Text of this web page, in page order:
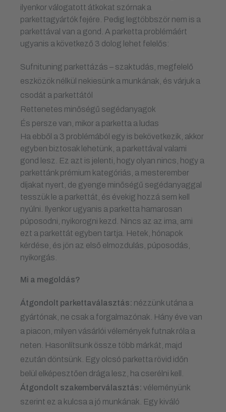
ilyenkor válogatott átkokat szórnak a
parkettagyártók fejére. Pedig legtöbbször nem is a
parkettával van a gond. A parketta problémáért
ugyanis a következő 3 dolog lehet felelős:
Sufnituning parkettázás – szaktudás, megfelelő
eszközök nélkül nekiesünk a munkának, és várjuk a
csodát a parkettától
Rettenetes minőségű segédanyagok
És persze van, mikor a parketta a ludas
Ha ebből a 3 problémából egy is bekövetkezik, akkor
egyben biztosak lehetünk, a parkettával valami
gond lesz. Ez azt is jelenti, hogy olyan nincs, hogy a
parkettánk prémium kategóriás, a mesterember
díjakat nyert, de gyenge minőségű segédanyaggal
tesszük le a parkettát, és évekig hozzá sem kell
nyúlni. Ilyenkor ugyanis a parketta hamarosan
púposodni, nyikorogni kezd. Nincs az az ima, ami
ezt a parkettát egyben tartja. Hetek, hónapok
kérdése, és jön az első elmozdulás, púposodás,
nyikorgás.
Mi a megoldás?
Átgondolt parkettaválasztás: nézzünk utána a
gyártónak, ne csak a forgalmazónak. Hány éve van
a piacon, milyen vásárlói vélemények futnak róla a
neten. Hasonlítsunk össze több márkát, majd
ezután döntsünk. Egy olcsó parketta rövid időn
belül elképesztően drága lesz, ha cserélni kell.
Átgondolt szakemberválasztás: véleményünk
szerint ez a kulcsa a jó munkának. Egy kiváló